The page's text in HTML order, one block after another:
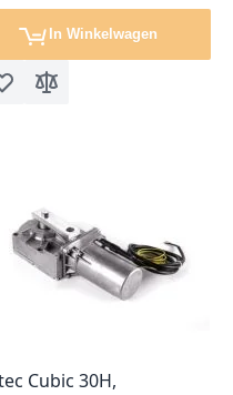
In Winkelwagen
toe aan verlanglijst
Toevoegen om te
Cubic 30H,